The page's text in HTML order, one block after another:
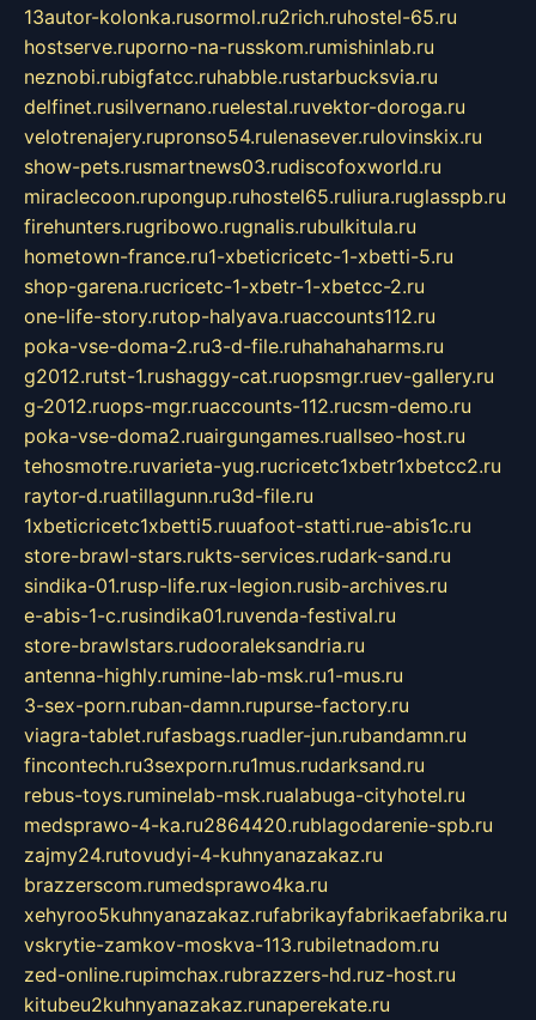
13autor-kolonka.rusormol.ru2rich.ruhostel-65.ru
hostserve.ruporno-na-russkom.rumishinlab.ru
neznobi.rubigfatcc.ruhabble.rustarbucksvia.ru
delfinet.rusilvernano.ruelestal.ruvektor-doroga.ru
velotrenajery.rupronso54.rulenasever.rulovinskix.ru
show-pets.rusmartnews03.rudiscofoxworld.ru
miraclecoon.rupongup.ruhostel65.ruliura.ruglasspb.ru
firehunters.rugribowo.rugnalis.rubulkitula.ru
hometown-france.ru1-xbeticricetc-1-xbetti-5.ru
shop-garena.rucricetc-1-xbetr-1-xbetcc-2.ru
one-life-story.rutop-halyava.ruaccounts112.ru
poka-vse-doma-2.ru3-d-file.ruhahahaharms.ru
g2012.rutst-1.rushaggy-cat.ruopsmgr.ruev-gallery.ru
g-2012.ruops-mgr.ruaccounts-112.rucsm-demo.ru
poka-vse-doma2.ruairgungames.ruallseo-host.ru
tehosmotre.ruvarieta-yug.rucricetc1xbetr1xbetcc2.ru
raytor-d.ruatillagunn.ru3d-file.ru
1xbeticricetc1xbetti5.ruuafoot-statti.rue-abis1c.ru
store-brawl-stars.rukts-services.rudark-sand.ru
sindika-01.rusp-life.rux-legion.rusib-archives.ru
e-abis-1-c.rusindika01.ruvenda-festival.ru
store-brawlstars.rudooraleksandria.ru
antenna-highly.rumine-lab-msk.ru1-mus.ru
3-sex-porn.ruban-damn.rupurse-factory.ru
viagra-tablet.rufasbags.ruadler-jun.rubandamn.ru
fincontech.ru3sexporn.ru1mus.rudarksand.ru
rebus-toys.ruminelab-msk.rualabuga-cityhotel.ru
medsprawo-4-ka.ru2864420.rublagodarenie-spb.ru
zajmy24.rutovudyi-4-kuhnyanazakaz.ru
brazzerscom.rumedsprawo4ka.ru
xehyroo5kuhnyanazakaz.rufabrikayfabrikaefabrika.ru
vskrytie-zamkov-moskva-113.rubiletnadom.ru
zed-online.rupimchax.rubrazzers-hd.ruz-host.ru
kitubeu2kuhnyanazakaz.runaperekate.ru